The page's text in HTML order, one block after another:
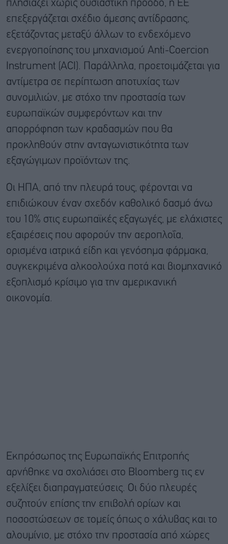
πλησιάζει χωρίς ουσιαστική πρόοδο, η ΕΕ
επεξεργάζεται σχέδιο άμεσης αντίδρασης,
εξετάζοντας μεταξύ άλλων το ενδεχόμενο
ενεργοποίησης του μηχανισμού Anti-Coercion
Instrument (ACI). Παράλληλα, προετοιμάζεται για
αντίμετρα σε περίπτωση αποτυχίας των
συνομιλιών, με στόχο την προστασία των
ευρωπαϊκών συμφερόντων και την
απορρόφηση των κραδασμών που θα
προκληθούν στην ανταγωνιστικότητα των
εξαγώγιμων προϊόντων της.
Οι ΗΠΑ, από την πλευρά τους, φέρονται να
επιδιώκουν έναν σχεδόν καθολικό δασμό άνω
του 10% στις ευρωπαϊκές εξαγωγές, με ελάχιστες
εξαιρέσεις που αφορούν την αεροπλοΐα,
ορισμένα ιατρικά είδη και γενόσημα φάρμακα,
συγκεκριμένα αλκοολούχα ποτά και βιομηχανικό
εξοπλισμό κρίσιμο για την αμερικανική
οικονομία.
Εκπρόσωπος της Ευρωπαϊκής Επιτροπής
αρνήθηκε να σχολιάσει στο Bloomberg τις εν
εξελίξει διαπραγματεύσεις. Οι δύο πλευρές
συζητούν επίσης την επιβολή ορίων και
ποσοστώσεων σε τομείς όπως ο χάλυβας και το
αλουμίνιο, με στόχο την προστασία από χώρες